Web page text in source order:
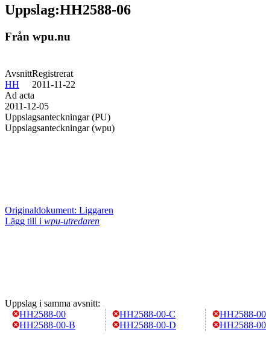
Uppslag:HH2588-06
Från wpu.nu
Avsnitt
HH
Registrerat
2011-11-22
Ad acta
2011-12-05
Uppslagsanteckningar (PU)
Uppslagsanteckningar (wpu)
Originaldokument: Liggaren
Lägg till i wpu-utredaren
Uppslag i samma avsnitt:
HH2588-00
HH2588-00-B
HH2588-00-C
HH2588-00-D
HH2588-
HH2588-